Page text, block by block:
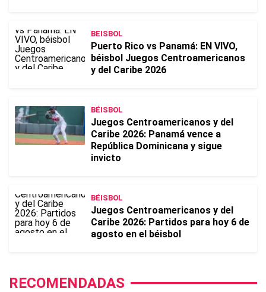
BEISBOL
Puerto Rico vs Panamá: EN VIVO,
béisbol Juegos Centroamericanos
y del Caribe 2026
BÉISBOL
Juegos Centroamericanos y del
Caribe 2026: Panamá vence a
República Dominicana y sigue
invicto
BÉISBOL
Juegos Centroamericanos y del
Caribe 2026: Partidos para hoy 6 de
agosto en el béisbol
RECOMENDADAS